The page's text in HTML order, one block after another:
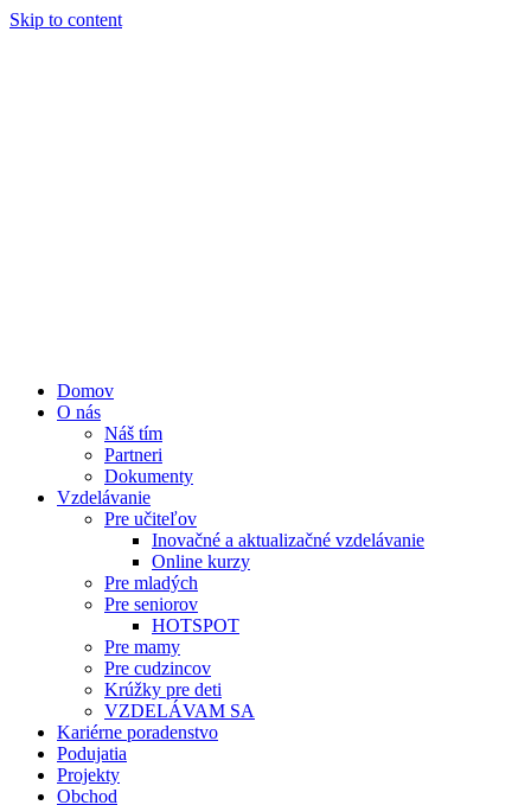
Skip to content
Domov
O nás
Náš tím
Partneri
Dokumenty
Vzdelávanie
Pre učiteľov
Inovačné a aktualizačné vzdelávanie
Online kurzy
Pre mladých
Pre seniorov
HOTSPOT
Pre mamy
Pre cudzincov
Krúžky pre deti
VZDELÁVAM SA
Kariérne poradenstvo
Podujatia
Projekty
Obchod